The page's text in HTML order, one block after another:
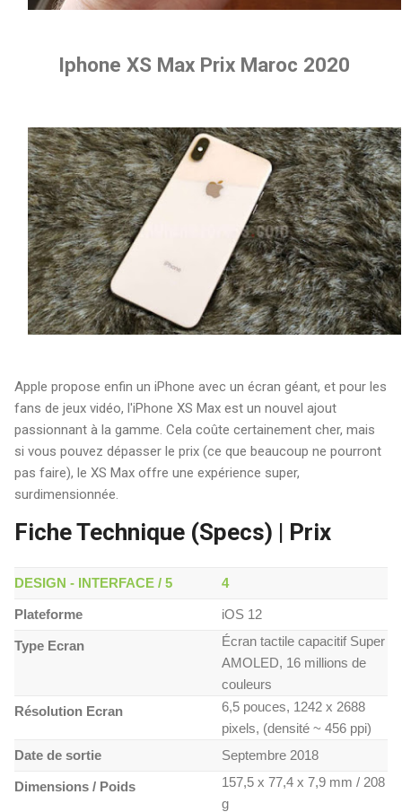
Iphone XS Max Prix Maroc 2020
Apple propose enfin un iPhone avec un écran géant, et pour les
fans de jeux vidéo, l'iPhone XS Max est un nouvel ajout
passionnant à la gamme. Cela coûte certainement cher, mais
si vous pouvez dépasser le prix (ce que beaucoup ne pourront
pas faire), le XS Max offre une expérience super,
surdimensionnée.
Fiche Technique (Specs) | Prix
DESIGN - INTERFACE / 5 4
Plateforme iOS 12
Type Ecran
Écran tactile capacitif Super
AMOLED, 16 millions de
couleurs
Résolution Ecran
6,5 pouces, 1242 x 2688
pixels, (densité ~ 456 ppi)
Date de sortie
Septembre 2018
Dimensions / Poids
157,5 x 77,4 x 7,9 mm / 208
g